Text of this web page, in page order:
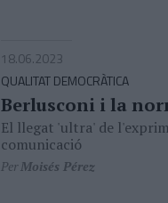
18.06.2023
QUALITAT DEMOCRÀTICA
Berlusconi i la
El llegat 'ultra' de
comunicació
PerMoisés Pérez